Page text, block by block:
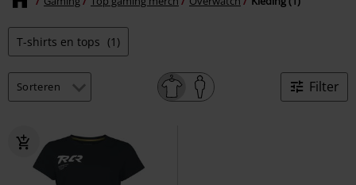
T-shirts en tops (1)
Filter